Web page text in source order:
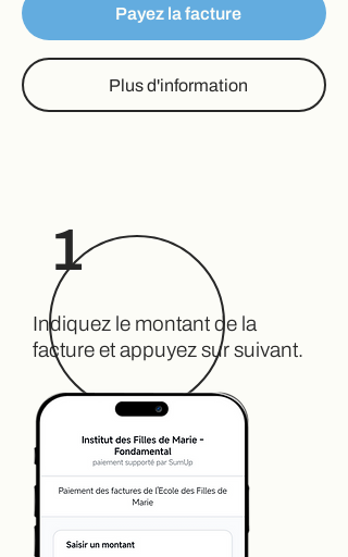
Payez la facture
Plus d'information
1
Indiquez le montant de la
facture et appuyez sur suivant.